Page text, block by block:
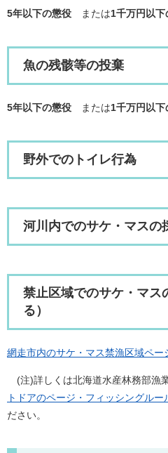
5年以下の懲役 または1千万円以下
魚の残骸等の投棄
5年以下の懲役 または1千万円以下
野外でのトイレ行為
河川内でのサケ・マスの
禁止区域でのサケ・マス
る）
網走市内のサケ・マス禁漁区域ペー
(注)詳しくは北海道水産林務部漁
トドアのページ・フィッシングルー
ださい。